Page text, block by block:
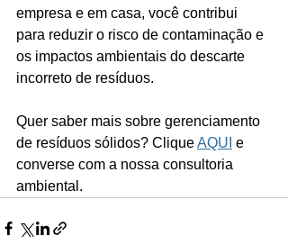
empresa e em casa, você contribui
para reduzir o risco de contaminação e
os impactos ambientais do descarte
incorreto de resíduos.
Quer saber mais sobre gerenciamento
de resíduos sólidos? Clique AQUI e
converse com a nossa consultoria
ambiental.